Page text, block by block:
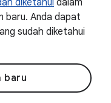
diketahui dalam
baru. Anda dapat
sudah diketahui
baru